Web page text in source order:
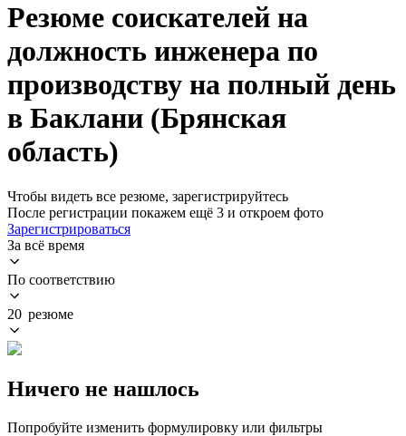
Резюме соискателей на
должность инженера по
производству на полный день
в Баклани (Брянская
область)
Чтобы видеть все резюме, зарегистрируйтесь
После регистрации покажем ещё 3 и откроем фото
Зарегистрироваться
За всё время
По соответствию
20 резюме
Ничего не нашлось
Попробуйте изменить формулировку или фильтры